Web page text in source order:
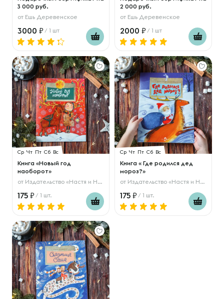
3 000 руб.
от Ешь Деревенское
3000 / 1 шт
2 000 руб.
от Ешь Деревенское
2000 / 1 шт
Ср Чт Пт Сб Вс
Книга «Новый год
наоборот»
от Издательство «Настя и Никита»
175 / 1 шт.
Ср Чт Пт Сб Вс
Книга « Где родился дед
мороз?»
от Издательство «Настя и Никита»
175 / 1 шт.